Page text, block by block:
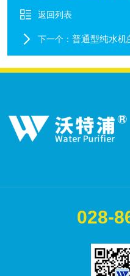
返回列表
下一个： 普通型纯水机
028-